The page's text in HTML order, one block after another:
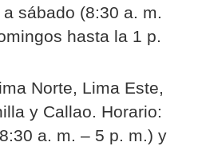
sábado (8:30 a. m.
hasta la 1 p.
Norte, Lima Este,
y Callao. Horario:
a. m. – 5 p. m.) y